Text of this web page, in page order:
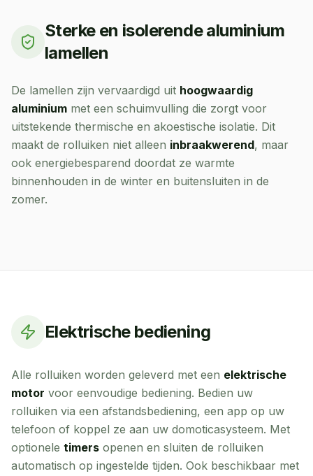
Sterke en isolerende aluminium
lamellen
De lamellen zijn vervaardigd uit hoogwaardig
aluminium met een schuimvulling die zorgt voor
uitstekende thermische en akoestische isolatie. Dit
maakt de rolluiken niet alleen inbraakwerend, maar
ook energiebesparend doordat ze warmte
binnenhouden in de winter en buitensluiten in de
zomer.
Elektrische bediening
Alle rolluiken worden geleverd met een elektrische
motor voor eenvoudige bediening. Bedien uw
rolluiken via een afstandsbediening, een app op uw
telefoon of koppel ze aan uw domoticasysteem. Met
optionele timers openen en sluiten de rolluiken
automatisch op ingestelde tijden. Ook beschikbaar met